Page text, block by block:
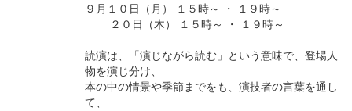
９月１０日（月） １５時～ ・ １９時～
２０日（木） １５時～ ・ １９時～
読演は、「演じながら読む」という意味で、登場人
物を演じ分け、
本の中の情景や季節までをも、演技者の言葉を通し
て、